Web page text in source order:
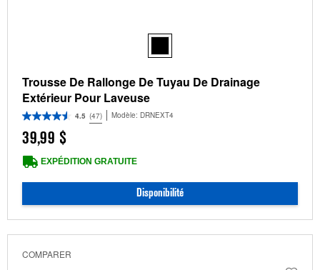
Trousse De Rallonge De Tuyau De Drainage
Extérieur Pour Laveuse
4.5 (47) Modèle: DRNEXT4
39,99 $
EXPÉDITION GRATUITE
Disponibilité
COMPARER